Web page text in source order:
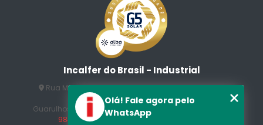
Incalfer do Brasil - Industrial
Rua Manuel Jesus Fernandes , 172 - Jardim Santo
Afonso
Guarulhos - SP - CEP: 07215-230
(11) 3296-7700
98409-5498
contato@incalfer.com.br
Olá! Fale agora pelo
WhatsApp